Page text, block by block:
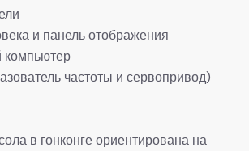
и панель отображения
частоты и сервопривод)
в гонконге ориентирована на